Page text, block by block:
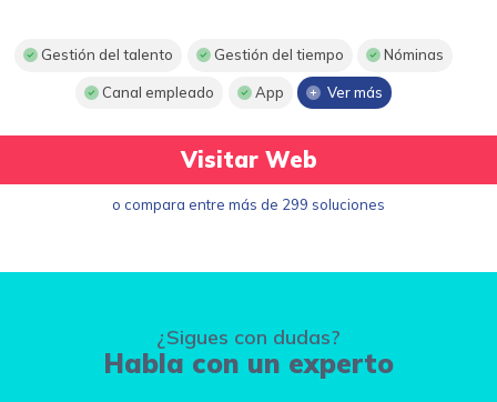
Gestión del talento Gestión del tiempo Nóminas
Canal empleado App Ver más
Visitar Web
o compara entre más de 299 soluciones
¿Sigues con dudas?
Habla con un experto